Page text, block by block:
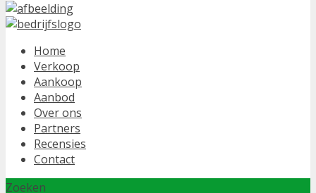
Home
Verkoop
Aankoop
Aanbod
Over ons
Partners
Recensies
Contact
Zoeken